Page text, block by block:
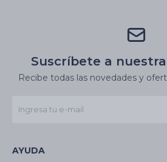
Suscríbete a
Recibe todas las novedades y
AYUDA